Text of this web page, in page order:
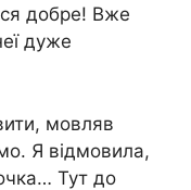
добре! Вже
дуже
мовляв
Я відмовила,
Тут до